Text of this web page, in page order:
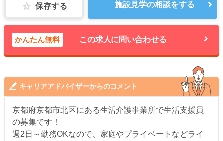
保存する 施設見学の相談をする
かんたん無料 この求人に問い合わせる
キャリアアドバイザーからのコメント
京都府京都市北区にある生活介護事業所で生活支援員
の募集です！
週2日～勤務OKなので、家庭やプライベートなどライ